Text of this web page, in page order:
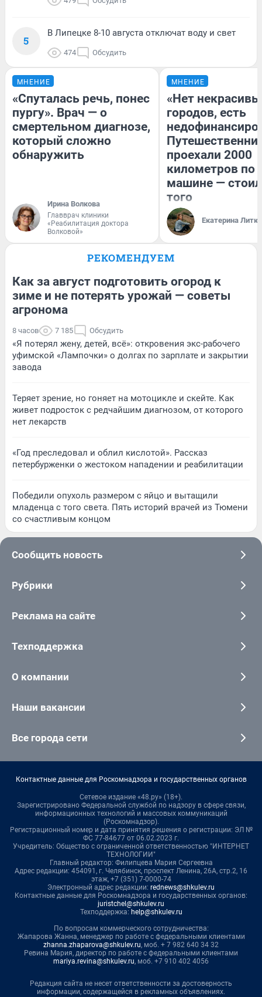
5
В Липецке 8-10 августа отключат воду и свет
474 Обсудить
МНЕНИЕ
«Спуталась речь, понес
пургу». Врач — о
смертельном диагнозе,
который сложно
обнаружить
Ирина Волкова
Главврач клиники
«Реабилитация доктора
Волковой»
МНЕНИЕ
«Нет
городов, есть
проехали 2000
километров по
машине —
того
Екатерина
РЕКОМЕНДУЕМ
Как за август подготовить огород к
зиме и не потерять урожай — советы
агронома
8 часов 7 185 Обсудить
«Я потерял жену, детей, всё»: откровения экс-рабочего
уфимской «Лампочки» о долгах по зарплате и закрытии
завода
Теряет зрение, но гоняет на мотоцикле и скейте. Как
живет подросток с редчайшим диагнозом, от которого
нет лекарств
«Год преследовал и облил кислотой». Рассказ
петербурженки о жестоком нападении и реабилитации
Победили опухоль размером с яйцо и вытащили
младенца с того света. Пять историй врачей из Тюмени
со счастливым концом
Сообщить новость
Рубрики
Реклама на сайте
Техподдержка
О компании
Наши вакансии
Все города сети
Контактные данные для Роскомнадзора и государственных органов
Сетевое издание «48.ру» (18+).
Зарегистрировано Федеральной службой по надзору в сфере связи,
информационных технологий и массовых коммуникаций
(Роскомнадзор).
Регистрационный номер и дата принятия решения о регистрации: ЭЛ №
ФС 77-84677 от 06.02.2023 г.
Учредитель: Общество с ограниченной ответственностью "ИНТЕРНЕТ
ТЕХНОЛОГИИ"
Главный редактор: Филипцева Мария Сергеевна
Адрес редакции: 454091, г. Челябинск, проспект Ленина, 26А, стр.2, 16
этаж, +7 (351) 7-0000-74
Электронный адрес редакции: rednews@shkulev.ru
Контактные данные для Роскомнадзора и государственных органов:
juristchel@shkulev.ru
Техподдержка: help@shkulev.ru
По вопросам коммерческого сотрудничества:
Жапарова Жанна, менеджер по работе с федеральными клиентами
zhanna.zhaparova@shkulev.ru, моб. + 7 982 640 34 32
Ревина Мария, директор по работе с федеральными клиентами
mariya.revina@shkulev.ru, моб. +7 910 402 4056
Редакция сайта не несет ответственности за достоверность
информации, содержащейся в рекламных объявлениях.